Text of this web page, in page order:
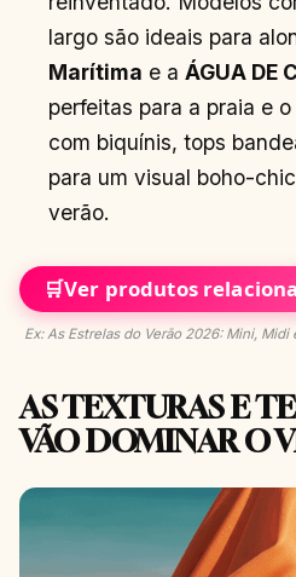
largo são ideais para
Marítima e aÁGUA DE
perfeitas para a praia e
com biquínis, tops
para um visual boho-
verão.
🛒Ver produtos
Ex: As Estrelas do Verão 2026: Mini, Midi
AS TEXTURAS E
VÃO DOMINAR O